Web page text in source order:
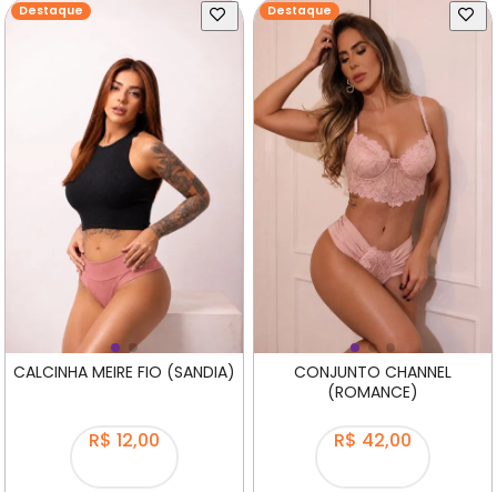
Destaque
CALCINHA MEIRE FIO (SANDIA)
R$ 12,00
Destaque
CONJUNTO CHANNEL
(ROMANCE)
R$ 42,00